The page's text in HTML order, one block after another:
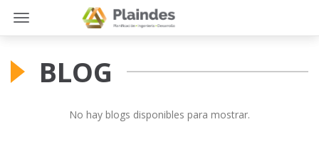
Toggle
Toggle
BLOG
No hay blogs disponibles para mostrar.